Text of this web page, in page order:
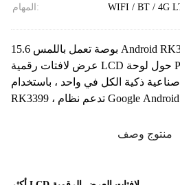
المهام:
15.6 بوصة تعمل باللمس Android RK3288 الكل في واحد جهاز
عرض لافتات رقمية LCD حول لوحة PCBA بالداخل: لوحة
صناعية ذكية الكل في واحد ، باستخدام Rockchip RK3288 /
منتوج وصف